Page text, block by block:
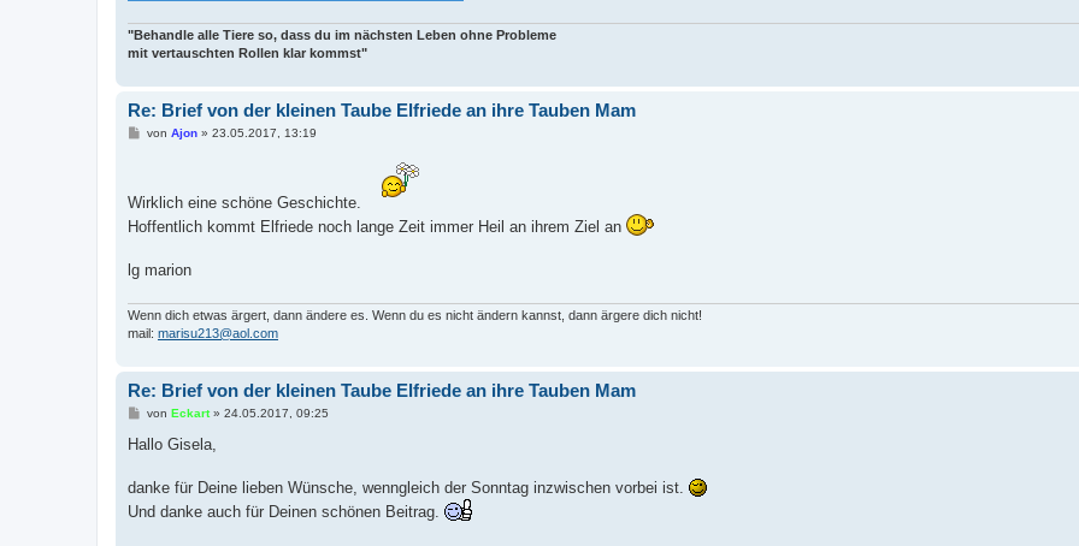
"Behandle alle Tiere so, dass du im nächsten Leben ohne Probleme
mit vertauschten Rollen klar kommst"
Re: Brief von der kleinen Taube Elfriede an ihre Tauben Mam
B
a
g
von Ajon» 23.05.2017, 13:19
Wirklich eine schöne Geschichte.
Hoffentlich kommt Elfriede noch lange Zeit immer Heil an ihrem Ziel an
lg marion
Wenn dich etwas ärgert, dann ändere es. Wenn du es nicht ändern kannst, dann ärgere dich nicht!
mail: marisu213@aol.com
Re: Brief von der kleinen Taube Elfriede an ihre Tauben Mam
B
i
a
von Eckart» 24.05.2017, 09:25
Hallo Gisela,
danke für Deine lieben Wünsche, wenngleich der Sonntag inzwischen vorbei ist.
Und danke auch für Deinen schönen Beitrag.